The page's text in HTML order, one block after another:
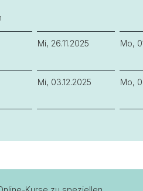
Mi, 26.11.2025 Mo,
Mi, 03.12.2025 Mo,